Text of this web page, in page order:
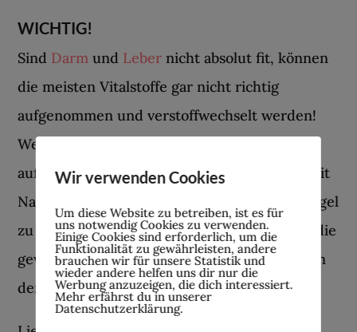
WICHTIG!
Sind Darm und Leber nicht absolut fit, können
die meisten Vitalstoffe gar nicht richtig
aufgenommen und verstoffwechselt werden!
Wenn man diese beiden wichtigen Organe
außer Acht lässt und einfach nur versucht, mit
Nahrungsergänzungsmitteln (NEMs) die Mängel
zu beheben, hat das unter Umständen nicht die
gewünschte Wirkung. Alles was man dann von
den NEMs hat, ist super teurer Urin!
Wir verwenden Cookies
Um diese Website zu betreiben, ist es für
uns notwendig Cookies zu verwenden.
Einige Cookies sind erforderlich, um die
Funktionalität zu gewährleisten, andere
brauchen wir für unsere Statistik und
wieder andere helfen uns dir nur die
Werbung anzuzeigen, die dich interessiert.
Mehr erfährst du in unserer
Datenschutzerklärung.